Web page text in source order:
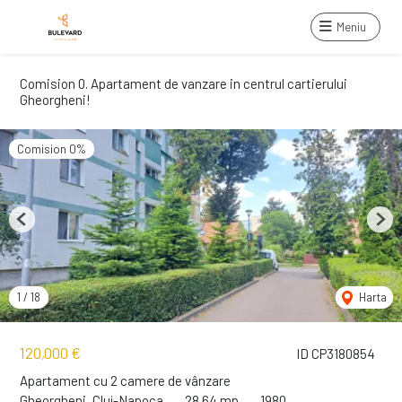
Meniu
Comision 0. Apartament de vanzare in centrul cartierului
Gheorgheni!
ID CP3180854
120,000 €
Apartament cu 2 camere de vânzare
Comision 0%
1 / 18 Harta
Previous Next